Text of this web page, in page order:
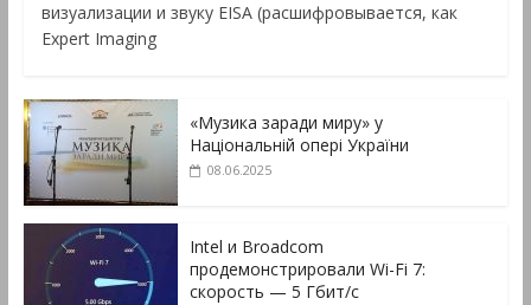
визуализации и звуку EISA (расшифровывается, как
Expert Imaging
«Музика заради миру» у
Національній опері України
08.06.2025
Intel и Broadcom
продемонстрировали Wi-Fi 7:
скорость — 5 Гбит/с